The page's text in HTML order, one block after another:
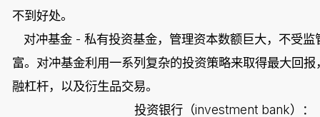
不到好处。
对冲基金 - 私有投资基金，管理资本数额巨大，不受监
富。对冲基金利用一系列复杂的投资策略来取得最大回
融杠杆，以及衍生品交易。
投资银行（investment bank）：